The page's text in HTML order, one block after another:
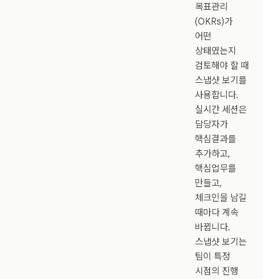
목표관리
(OKRs)가
어떤
상태였는지
검토해야 할 때
스냅샷 보기를
사용합니다.
실시간 세션은
담당자가
핵심결과를
추가하고,
핵심업무를
만들고,
체크인을 남길
때마다 계속
바뀝니다.
스냅샷 보기는
팀이 특정
시점의 진행